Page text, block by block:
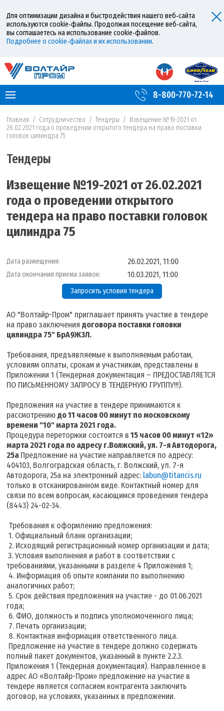
Для оптимизации дизайна и быстродействия нашего веб‑сайта
используются cookie‑файлы. Продолжая посещение веб‑сайта,
вы соглашаетесь на использование cookie‑файлов.
Подробнее о cookie‑файлах и их использовании.
8-800-770-72-14
Главная / Сотрудничество / Тендеры / Извещение №19-2021 от
26.02.2021 года о проведении открытого тендера на право поставки
головок цилиндра 75
Тендеры
Извещение №19-2021 от 26.02.2021
года о проведении открытого
тендера на право поставки головок
цилиндра 75
Дата размещения: 26.02.2021, 11:00
Дата окончания приема заявок: 10.03.2021, 11:00
Запросить условия тендера
АО "Волтайр-Пром" приглашает принять участие в тендере
на право заключениядоговора поставки головки
цилиндра 75" БрА9Ж3Л.
Требования, предъявляемые к выполняемым работам,
условиям оплаты, срокам и участникам, представлены в
Приложении 1 (Тендерная документация – ПРЕДОСТАВЛЯЕТСЯ
ПО ПИСЬМЕННОМУ ЗАПРОСУ В ТЕНДЕРНУЮ ГРУППУ!!!).
Предложения на участие в тендере принимаются к
рассмотрениюдо 11 часов 00 минут по московскому
времени "10" марта 2021 года.
Процедура переторжки состоится в 15 часов 00 минут «12»
марта 2021 года по адресу г.Волжский, ул. 7-я Автодорога,
25а Предложение на участие направляется по адресу:
404103, Волгоградская область, г. Волжский, ул. 7-я
Автодорога, 25а на электронный адрес: labun@titancis.ru
только в отсканированном виде. Контактный номер для
связи по всем вопросам, касающимся проведения тендера
(8443) 24-02-34.
Требования к оформлению предложения:
1. Официальный бланк организации;
2. Исходящий регистрационный номер организации и дата;
3. Условия выполнения и работ в соответствии с
требованиями, указанными в разделе 4 Приложения 1;
4. Информация об опыте компании по выполнению
аналогичных работ;
5. Срок действия предложения на участие - до 01.06.2021
года;
6. ФИО, должность и подпись уполномоченного лица;
7. Печать организации;
8. Контактная информация ответственного лица.
Предложение на участие в тендере должно содержать
полный пакет документов, указанный в пункте 2.2.3.
Приложения 1 (Тендерная документация). Направленное в
адрес АО «Волтайр-Пром» предложение на участие в
тендере является согласием контрагента заключить
договор, на условиях, указанных в предложении.